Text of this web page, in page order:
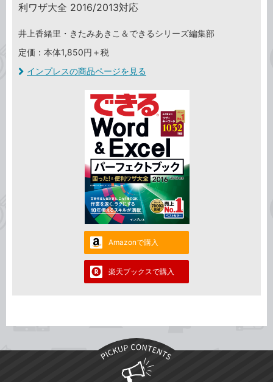
利ワザ大全 2016/2013対応
井上香緒里・きたみあきこ＆できるシリーズ編集部
定価：本体1,850円＋税
インプレスの商品ページを見る
Amazonで購入
楽天ブックスで購入